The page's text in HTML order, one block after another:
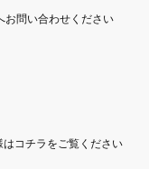
お問い合わせください
コチラをご覧ください